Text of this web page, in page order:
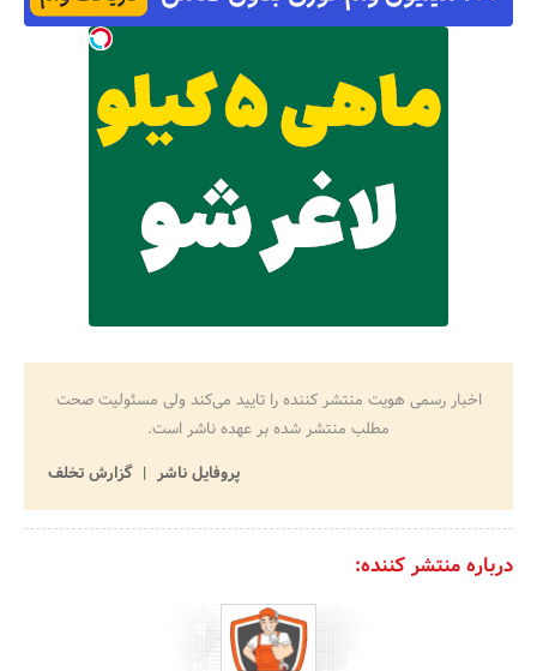
اخبار رسمی هویت منتشر کننده را تایید می‌کند ولی مسئولیت صحت
مطلب منتشر شده بر عهده ناشر است.
پروفایل ناشر
گزارش تخلف
درباره منتشر کننده: